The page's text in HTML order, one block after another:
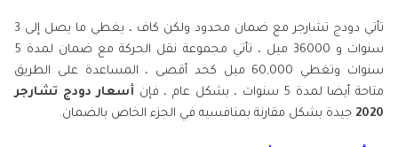
تأتي دودج تشارجر مع ضمان محدود ولكن كاف ، يغطي ما يصل إلى 3
سنوات و 36000 ميل ، تأتي مجموعة نقل الحركة مع ضمان لمدة 5
سنوات وتغطي 60,000 ميل كحد أقصى ، المساعدة على الطريق
متاحة أيضا لمدة 5 سنوات ، بشكل عام ، فإن
أسعار دودج تشارجر
2020 جيدة بشكل مقارنة بمنافسيه في الجزء الخاص بالضمان.